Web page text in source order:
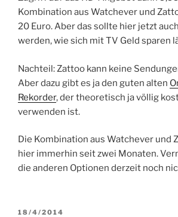
Kombination aus Watchever und
20 Euro. Aber das sollte hier jetzt
werden, wie sich mit TV Geld sparen
Nachteil: Zattoo kann keine
Aber dazu gibt es ja den guten alten
Rekorder, der theoretisch ja völlig
verwenden ist.
Die Kombination aus Watchever und
hier immerhin seit zwei Monaten.
die anderen Optionen derzeit noch
VERÖFFENTLICHT
18/4/2014